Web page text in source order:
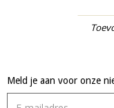
Meld je aan voor onze